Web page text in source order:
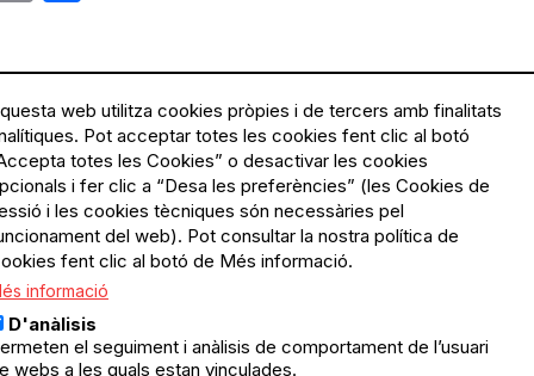
Menú
Legal
Política de privacitat
Avís legal
Política de cookies
organitzadors.
web utilitza cookies pròpies i de tercers amb finalitats
Pot acceptar totes les cookies fent clic al botó
totes les Cookies” o desactivar les cookies
i fer clic a “Desa les preferències” (les Cookies de
i les cookies tècniques són necessàries pel
del web). Pot consultar la nostra política de
fent clic al botó de Més informació.
informació
D'anàlisis
el seguiment i anàlisis de comportament de l’usuari
webs a les quals estan vinculades.